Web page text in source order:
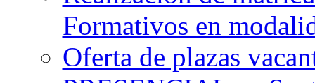
Formativos en
Oferta de plazas